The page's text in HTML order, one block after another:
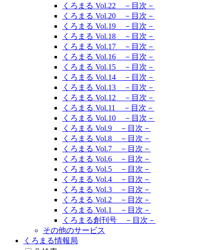
くろまる Vol.22 －目次－
くろまる Vol.20 －目次－
くろまる Vol.19 －目次－
くろまる Vol.18 －目次－
くろまる Vol.17 －目次－
くろまる Vol.16 －目次－
くろまる Vol.15 －目次－
くろまる Vol.14 －目次－
くろまる Vol.13 －目次－
くろまる Vol.12 －目次－
くろまる Vol.11 －目次－
くろまる Vol.10 －目次－
くろまる Vol.9 －目次－
くろまる Vol.8 －目次－
くろまる Vol.7 －目次－
くろまる Vol.6 －目次－
くろまる Vol.5 －目次－
くろまる Vol.4 －目次－
くろまる Vol.3 －目次－
くろまる Vol.2 －目次－
くろまる Vol.1 －目次－
くろまる創刊号 －目次－
その他のサービス
くろまる情報局